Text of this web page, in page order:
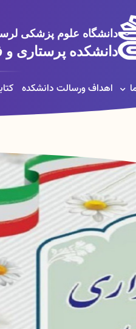
دانشگاه علوم پزشکی
دانشکده پرستاری و
اهداف ورسالت دانشکده